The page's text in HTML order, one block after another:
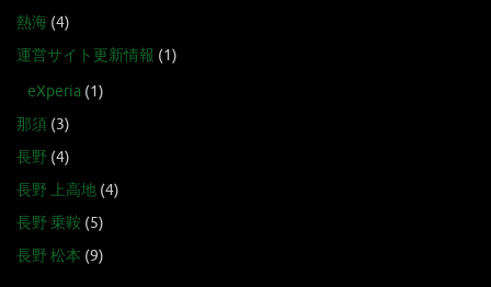
熱海 (4)
運営サイト更新情報 (1)
eXperia (1)
那須 (3)
長野 (4)
長野 上高地 (4)
長野 乗鞍 (5)
長野 松本 (9)